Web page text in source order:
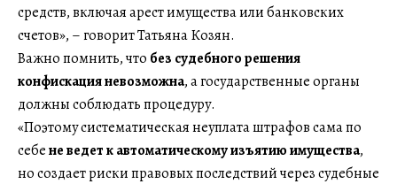
средств, включая арест имущества или банковских
счетов», – говорит Татьяна Козян.
Важно помнить, что без судебного решения
конфискация невозможна, а государственные органы
должны соблюдать процедуру.
«Поэтому систематическая неуплата штрафов сама по
себене ведет к автоматическому изъятию имущества,
но создает риски правовых последствий через судебные